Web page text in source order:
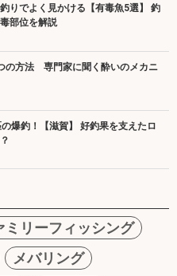
りでよく見かける【有毒魚5選】 釣
部位を解説
の方法 専門家に聞く酔いのメカニ
爆釣！【滋賀】 好釣果を支えたロ
ミリーフィッシング
メバリング